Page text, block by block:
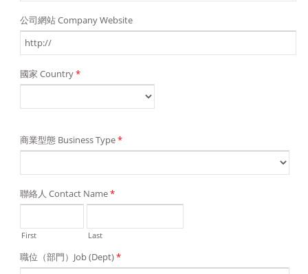
公司網站 Company Website
國家 Country*
商業型態 Business Type*
聯絡人 Contact Name*
First Last
職位（部門）Job (Dept)*